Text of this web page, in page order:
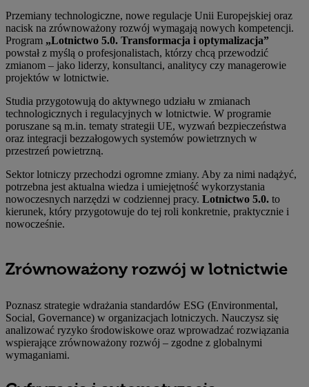
Przemiany technologiczne, nowe regulacje Unii Europejskiej oraz
nacisk na zrównoważony rozwój wymagają nowych kompetencji.
Program „Lotnictwo 5.0. Transformacja i optymalizacja”
powstał z myślą o profesjonalistach, którzy chcą przewodzić
zmianom – jako liderzy, konsultanci, analitycy czy managerowie
projektów w lotnictwie.
Studia przygotowują do aktywnego udziału w zmianach
technologicznych i regulacyjnych w lotnictwie. W programie
poruszane są m.in. tematy strategii UE, wyzwań bezpieczeństwa
oraz integracji bezzałogowych systemów powietrznych w
przestrzeń powietrzną.
Sektor lotniczy przechodzi ogromne zmiany. Aby za nimi nadążyć,
potrzebna jest aktualna wiedza i umiejętność wykorzystania
nowoczesnych narzędzi w codziennej pracy. Lotnictwo 5.0. to
kierunek, który przygotowuje do tej roli konkretnie, praktycznie i
nowocześnie.
Zrównoważony rozwój w lotnictwie
Poznasz strategie wdrażania standardów ESG (Environmental,
Social, Governance) w organizacjach lotniczych. Nauczysz się
analizować ryzyko środowiskowe oraz wprowadzać rozwiązania
wspierające zrównoważony rozwój – zgodne z globalnymi
wymaganiami.